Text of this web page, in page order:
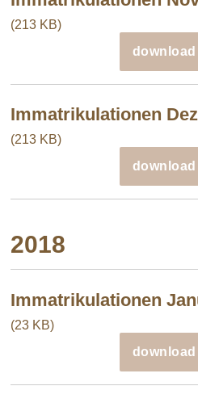
(213 KB)
download
Immatrikulationen
(213 KB)
download
2018
Immatrikulationen
(23 KB)
download